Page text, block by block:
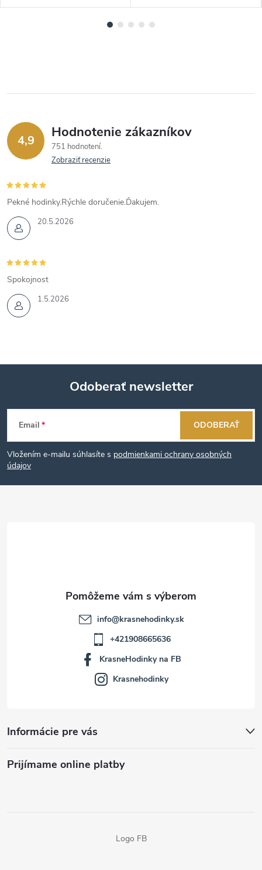
4,9 Hodnotenie zákazníkov
751 hodnotení
Zobraziť recenzie
20.5.2026
Pekné hodinky.Rýchle doručenie.Ďakujem.
1.5.2026
Spokojnost
Z
á
p
Odoberať newsletter
Email
Vložením e-mailu súhlasíte s podmienkami ochrany osobných
údajov
ODOBERAŤ
Informácie pre vás
Prijímame online platby
info@krasnehodinky.sk
+421908665636
KrasneHodinky na FB
Krasnehodinky
Logo FB